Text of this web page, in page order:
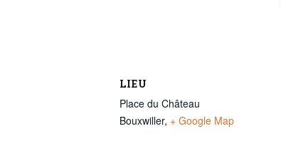
LIEU
Place du Château
Bouxwiller, + Google Map